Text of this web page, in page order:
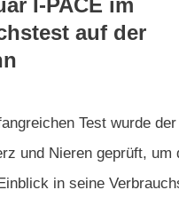
auf der
Test wurde
und Nieren geprüft, um
in seine